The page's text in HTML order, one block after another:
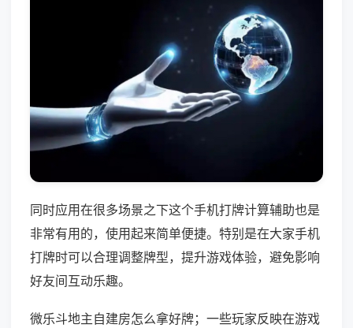
同时应用在很多场景之下这个手机打牌计算辅助也是
非常有用的，使用起来简单便捷。特别是在大家手机
打牌时可以合理调整牌型，提升游戏体验，避免影响
好友间互动乐趣。
微乐斗地主自建房怎么拿好牌；一些玩家反映在游戏